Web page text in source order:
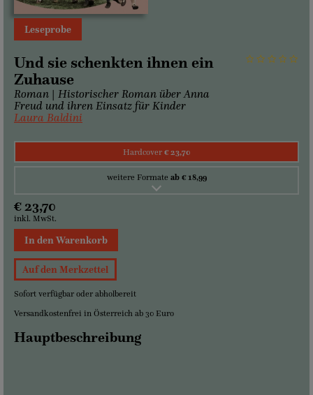
Leseprobe
Und sie schenkten ihnen ein
Zuhause
Roman | Historischer Roman über Anna
Freud und ihren Einsatz für Kinder
Laura Baldini
Hardcover € 23,70
weitere Formate ab € 18,99
€ 23,70
inkl. MwSt.
In den Warenkorb
Auf den Merkzettel
Sofort verfügbar oder abholbereit
Versandkostenfrei in Österreich ab 30 Euro
Hauptbeschreibung